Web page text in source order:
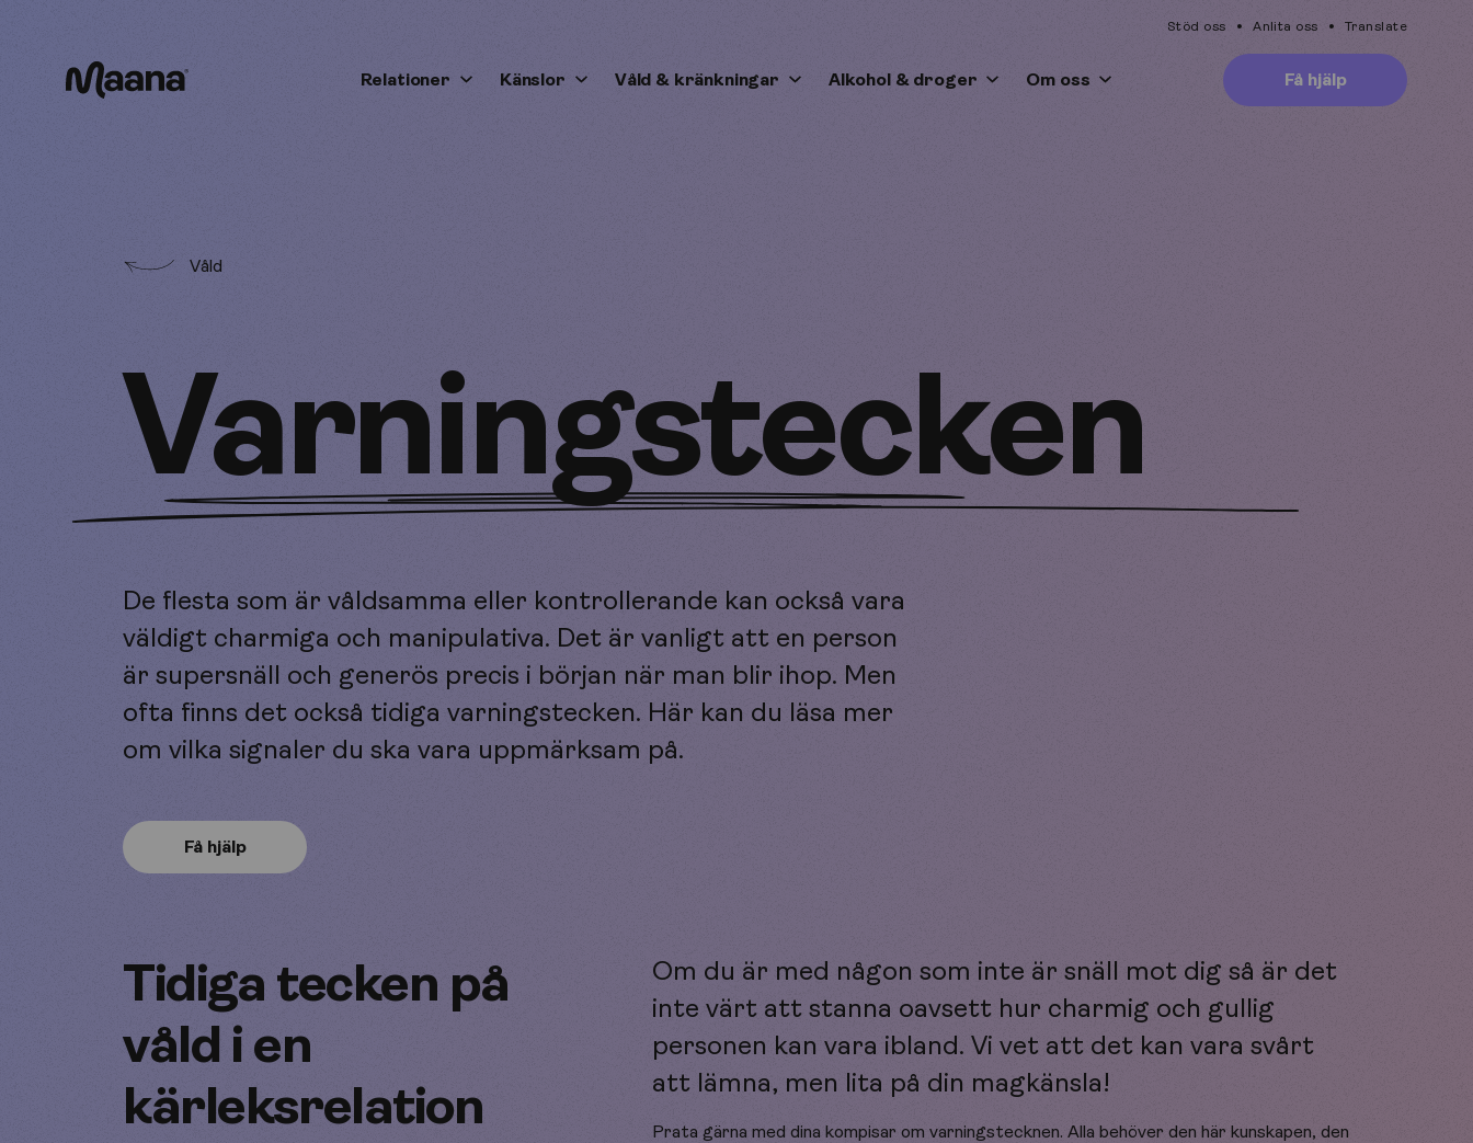
Relationer Känslor Våld & kränkningar Alkohol & droger Om oss Få hjälp
Stöd oss Anlita oss Translate
Våld
Varningstecken
De flesta som är våldsamma eller kontrollerande kan också vara
väldigt charmiga och manipulativa. Det är vanligt att en person
är supersnäll och generös precis i början när man blir ihop. Men
ofta finns det också tidiga varningstecken. Här kan du läsa mer
om vilka signaler du ska vara uppmärksam på.
Få hjälp
Tidiga tecken på
våld i en
kärleksrelation
Om du är med någon som inte är snäll mot dig så är det
inte värt att stanna oavsett hur charmig och gullig
personen kan vara ibland. Vi vet att det kan vara svårt
att lämna, men lita på din magkänsla!
Prata gärna med dina kompisar om varningstecknen. Alla behöver den här kunskapen, den